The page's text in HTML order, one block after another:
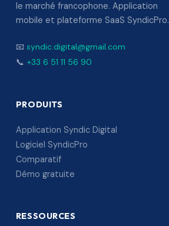
le marché francophone. Application
mobile et plateforme SaaS SyndicPro.
📧 syndic.digital@gmail.com
📞 +33 6 51 11 56 90
PRODUITS
Application Syndic Digital
Logiciel SyndicPro
Comparatif
Démo gratuite
RESSOURCES